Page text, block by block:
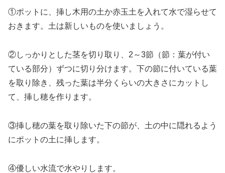
①ポットに、挿し木用の土か赤玉土を入れて水で湿らせて
おきます。土は新しいものを使いましょう。
②しっかりとした茎を切り取り、2～3節（節：葉が付い
ている部分）ずつに切り分けます。下の節に付いている葉
を取り除き、残った葉は半分くらいの大きさにカットし
て、挿し穂を作ります。
③挿し穂の葉を取り除いた下の節が、土の中に隠れるよう
にポットの土に挿します。
④優しい水流で水やりします。